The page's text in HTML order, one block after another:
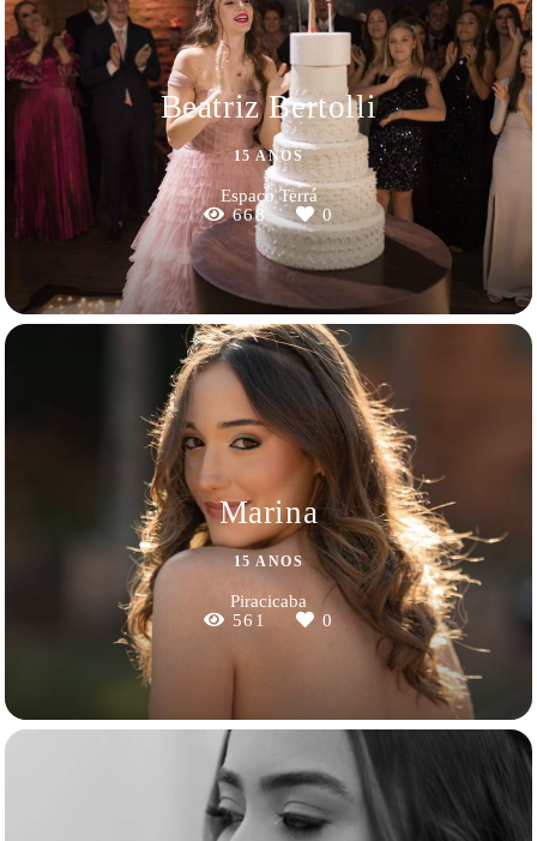
Beatriz Bertolli
15 ANOS
Espaço Terrá
668
0
Marina
15 ANOS
Piracicaba
561
0